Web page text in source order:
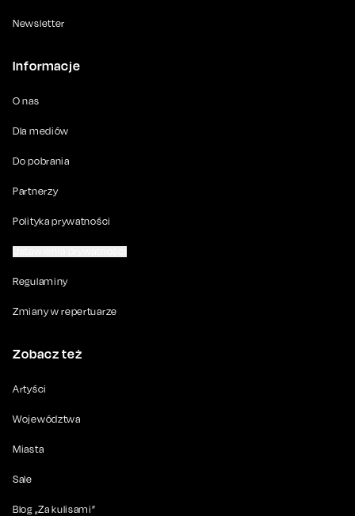
Newsletter
Informacje
O nas
Dla mediów
Do pobrania
Partnerzy
Polityka prywatności
Regulaminy
Zmiany w repertuarze
Zobacz też
Artyści
Województwa
Miasta
Sale
Blog „Za kulisami”